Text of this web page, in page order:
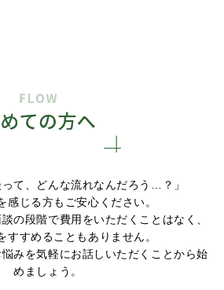
って、どんな流れなんだろう…？」
感じる方もご安心ください。
の段階で費用をいただくことはなく、
すすめることもありません。
みを気軽にお話しいただくことから始
めましょう。